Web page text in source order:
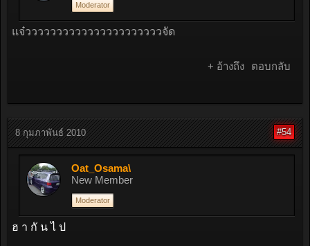
Moderator
แจ๋ววววววววววววววววววววววจัด
+ อ้างถึง ตอบกลับ
8 กุมภาพันธ์ 2010 #54
Oat_Osama\
New Member
Moderator
ฮ า กั น ไ ป